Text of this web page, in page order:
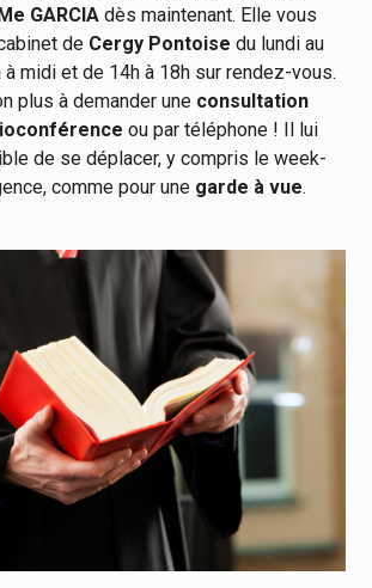
GARCIA dès maintenant. Elle vous
de Cergy Pontoise du lundi au
midi et de 14h à 18h sur rendez-vous.
plus à demander une consultation
ou par téléphone ! Il lui
de se déplacer, y compris le week-
comme pour une garde à vue.